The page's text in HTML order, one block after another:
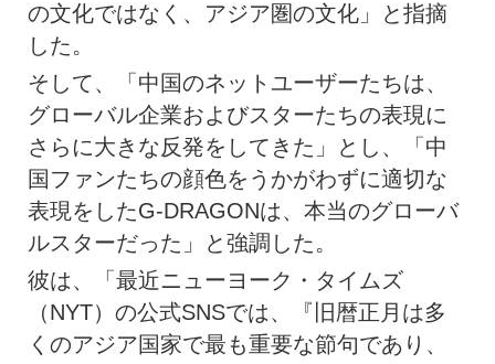
の文化ではなく、アジア圏の文化」と指摘
した。
そして、「中国のネットユーザーたちは、
グローバル企業およびスターたちの表現に
さらに大きな反発をしてきた」とし、「中
国ファンたちの顔色をうかがわずに適切な
表現をしたG-DRAGONは、本当のグローバ
ルスターだった」と強調した。
彼は、「最近ニューヨーク・タイムズ
（NYT）の公式SNSでは、『旧暦正月は多
くのアジア国家で最も重要な節句であり、